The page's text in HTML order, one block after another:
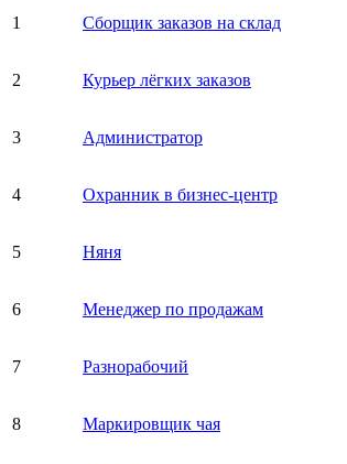
1 Сборщик заказов на склад
2 Курьер лёгких заказов
3 Администратор
4 Охранник в бизнес-центр
5 Няня
6 Менеджер по продажам
7 Разнорабочий
8 Маркировщик чая